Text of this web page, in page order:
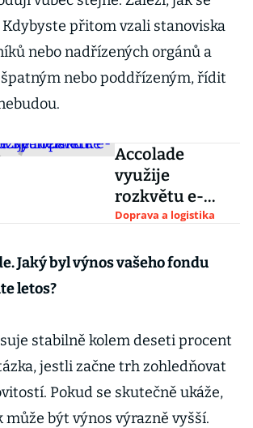
přitom vzali stanoviska
nebo nadřízených orgánů a
nebo poddřízeným, řídit
Accolade
využije
rozkvětu e-
commerce ve
stavbě
Doprava a logistika
Jaký byl výnos vašeho fondu
letos?
stabilně kolem deseti procent
jestli začne trh zohledňovat
Pokud se skutečně ukáže,
může být výnos výrazně vyšší.